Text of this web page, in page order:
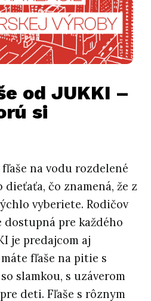
od JUKKI –
si
na vodu rozdelené
čo znamená, že z
vyberiete. Rodičov
dostupná pre každého
je predajcom aj
fľaše na pitie s
slamkou, s uzáverom
deti. Fľaše s rôznym